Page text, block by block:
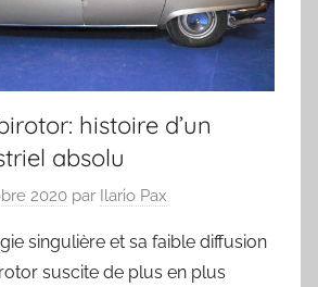
histoire d’un
absolu
2020 par Ilario Pax
singulière et sa faible diffusion
suscite de plus en plus